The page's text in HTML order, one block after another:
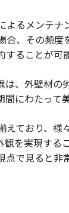
るメンテ
、その頻度
ることが可
、外壁材の
にわたって
ており、様
を実現する
で見ると